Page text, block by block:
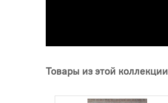
Товары из этой коллекции